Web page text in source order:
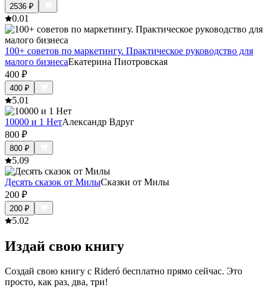
2536 ₽
0.01
100+ советов по маркетингу. Практическое руководство для
малого бизнесаЕкатерина Пиотровская
400 ₽
400 ₽
5.01
10000 и 1 НетАлександр Вдруг
800 ₽
800 ₽
5.09
Десять сказок от МилыСказки от Милы
200 ₽
200 ₽
5.02
Издай свою книгу
Создай свою книгу с Rideró бесплатно прямо сейчас. Это
просто, как раз, два, три!